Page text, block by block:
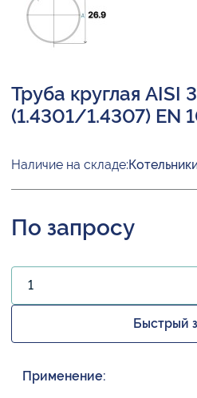
Труба круглая
(1.4301/1.4307) EN
Наличие на складе:
По запросу
Быстрый
Применение: